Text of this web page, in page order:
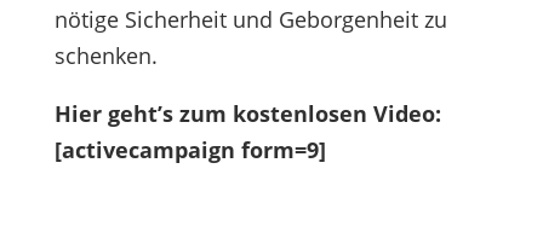
nötige Sicherheit und Geborgenheit zu
schenken.
Hier geht’s zum kostenlosen Video:
[activecampaign form=9]